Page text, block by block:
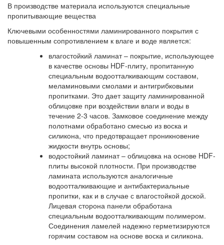
В производстве материала используются специальные
пропитывающие вещества
Ключевыми особенностями ламинированного покрытия с
повышенным сопротивлением к влаге и воде является:
влагостойкий ламинат – покрытие, использующее
в качестве основы HDF-плиту, пропитанную
специальным водоотталкивающим составом,
меламиновыми смолами и антигрибковыми
пропитками. Это дает защиту ламинированной
облицовке при воздействии влаги и воды в
течение 2-3 часов. Замковое соединение между
полотнами обработано смесью из воска и
силикона, что предотвращает проникновение
жидкости внутрь основы;
водостойкий ламинат – облицовка на основе HDF-
плиты высокой плотности. При производстве
ламината используются аналогичные
водоотталкивающие и антибактериальные
пропитки, как и в случае с влагостойкой доской.
Лицевая сторона панели обработана
специальным водоотталкивающим полимером.
Соединения ламелей надежно герметизируются
горячим составом на основе воска и силикона.